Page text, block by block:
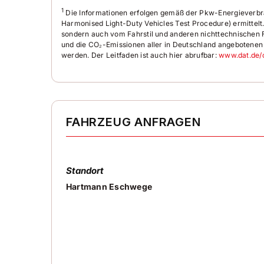
• Außenspiegel mit Bordsteinautomatik rechts
•Fernlichtassistent (Light Assist)
• autom. Fahrlichtschaltung
•Coming Home / Leaving Home
• LED Kennzeichenbeleuchtung
• Innenspiegel mit Abblendautomatik
• Müdigkeitserkennungs-Sensor
•Auto-Hold-Funktion
• Dachreling
1 Die Informationen erfolgen gemäß der Pkw-
Harmonised Light-Duty Vehicles Test Procedure)
sondern auch vom Fahrstil und anderen
und die CO₂-Emissionen aller in Deutschland
werden. Der Leitfaden ist auch hier abrufbar:www.dat.de/
FAHRZEUG ANFRAGEN
Standort
Hartmann Eschwege